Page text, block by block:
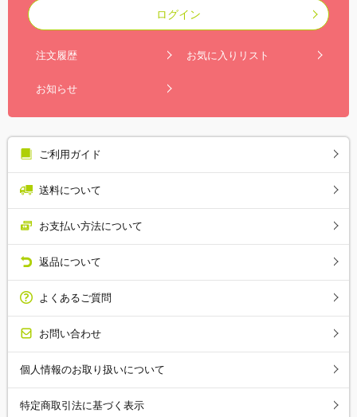
ログイン
注文履歴 お気に入りリスト
お知らせ
ご利用ガイド
送料について
お支払い方法について
返品について
よくあるご質問
お問い合わせ
個人情報のお取り扱いについて
特定商取引法に基づく表示